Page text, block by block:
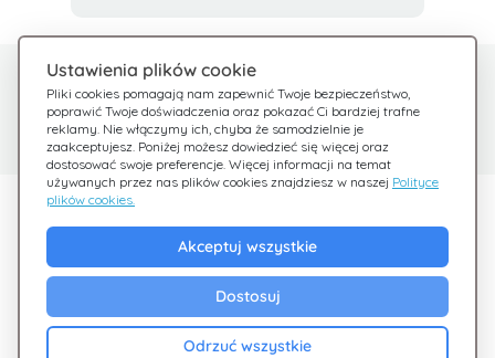
Ustawienia plików cookie
Pliki cookies pomagają nam zapewnić Twoje bezpieczeństwo,
poprawić Twoje doświadczenia oraz pokazać Ci bardziej trafne
reklamy. Nie włączymy ich, chyba że samodzielnie je
zaakceptujesz. Poniżej możesz dowiedzieć się więcej oraz
dostosować swoje preferencje. Więcej informacji na temat
używanych przez nas plików cookies znajdziesz w naszej Polityce
plików cookies.
Akceptuj wszystkie
Dostosuj
Odrzuć wszystkie
Potrzebujesz pomocy?
Jesteśmy tu dla Ciebie
Centrum pomocy
Sprawdź nasze FAQ
Odkryj Giftsy
Cashback
Blog